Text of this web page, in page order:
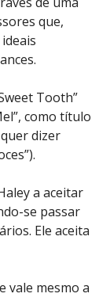
que,
Tooth”
como título
dizer
a aceitar
se passar
Ele aceita
vale mesmo a